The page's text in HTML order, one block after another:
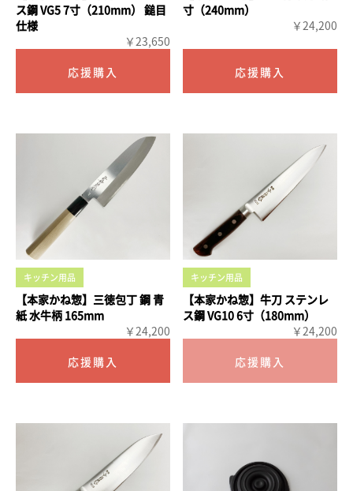
ス鋼 VG5 7寸（210mm） 鎚目
仕様
￥23,650
寸（240mm）
￥24,200
キッチン用品
【本家かね惣】三徳包丁 鋼 青
紙 水牛柄 165mm
￥24,200
キッチン用品
【本家かね惣】牛刀 ステンレ
ス鋼 VG10 6寸（180mm）
￥24,200